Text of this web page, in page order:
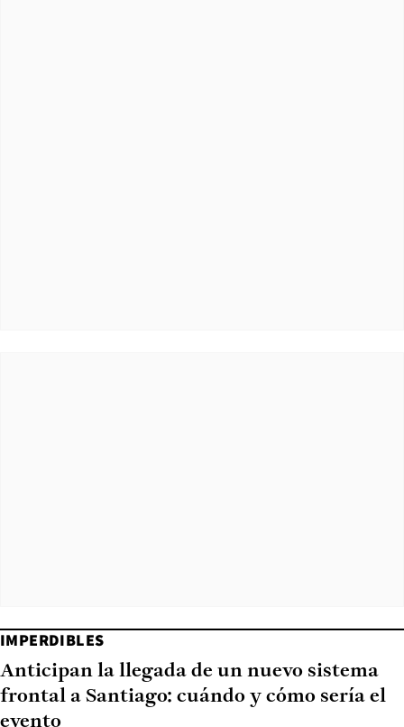
IMPERDIBLES
Anticipan la llegada de un nuevo sistema
frontal a Santiago: cuándo y cómo sería el
evento